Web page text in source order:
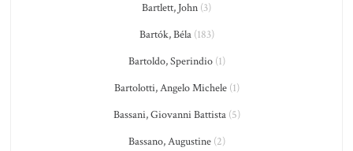
Bartlett, John (3)
Bartók, Béla(183)
Bartoldo, Sperindio(1)
Bartolotti, Angelo Michele(1)
Bassani, Giovanni Battista(5)
Bassano, Augustine(2)